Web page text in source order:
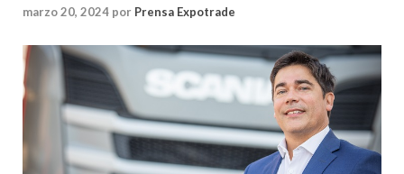
marzo 20, 2024 por Prensa Expotrade